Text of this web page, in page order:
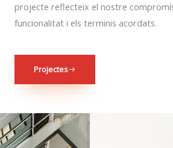
projecte reflecteix el nostre
funcionalitat i els terminis acordats.
Projectes